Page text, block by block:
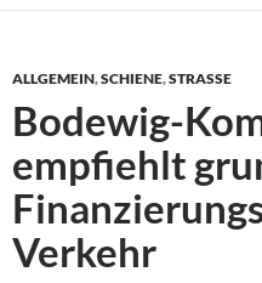
ALLGEMEIN,SCHIENE,STRASSE
Bodewig-
empfiehlt
Verkehr